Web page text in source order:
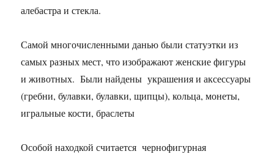
алебастра и стекла.
Самой многочисленными данью были статуэтки из
самых разных мест, что изображают женские фигуры
и животных. Были найдены украшения и аксессуары
(гребни, булавки, булавки, щипцы), кольца, монеты,
игральные кости, браслеты
Особой находкой считается чернофигурная